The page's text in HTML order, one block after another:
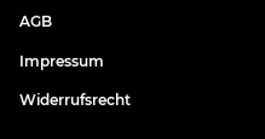
AGB
Impressum
Widerrufsrecht